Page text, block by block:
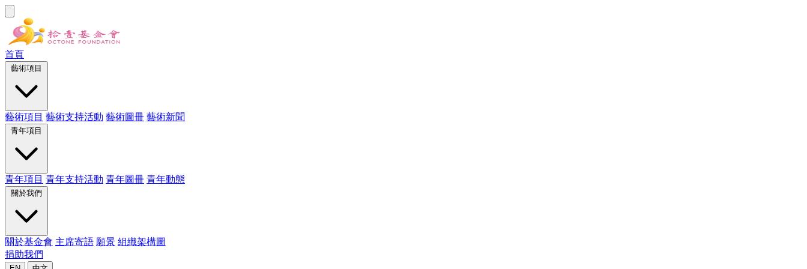
首頁
藝術項目 藝術支持活動 藝術圖冊 藝術新聞
青年項目 青年支持活動 青年圖冊 青年動態
關於基金會 主席寄語 願景 組織架構圖
捐助我們